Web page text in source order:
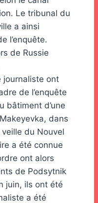
Le tribunal du
a ainsi
l’enquête.
de Russie
journaliste ont
de l’enquête
bâtiment d’une
dans
du Nouvel
a été connue
ont alors
de Podsytnik
juin, ils ont été
a été